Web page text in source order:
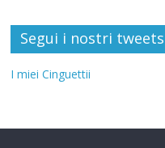
Segui i nostri tweets
I miei Cinguettii